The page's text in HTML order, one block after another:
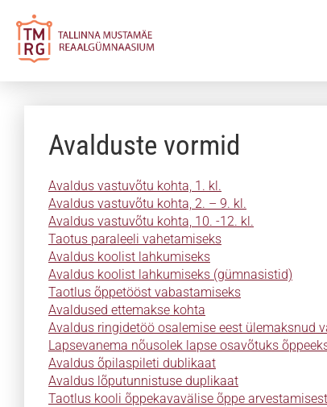
Avalduste vormid
Avaldus vastuvõtu kohta, 1. kl.
Avaldus vastuvõtu kohta, 2. – 9. kl.
Avaldus vastuvõtu kohta, 10. -12. kl.
Taotus paraleeli vahetamiseks
Avaldus koolist lahkumiseks
Avaldus koolist lahkumiseks (gümnasistid)
Taotlus õppetööst vabastamiseks
Avaldused ettemakse kohta
Avaldus ringidetöö osalemise eest ülemaksnud
Lapsevanema nõusolek lapse osavõtuks
Avaldus õpilaspileti dublikaat
Avaldus lõputunnistuse duplikaat
Taotlus kooli õppekavavälise õppe arvestamisest